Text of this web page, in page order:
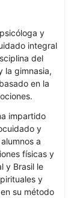
y
integral
del
la gimnasia,
en la
impartido
y
a
físicas y
y Brasil le
y
su método